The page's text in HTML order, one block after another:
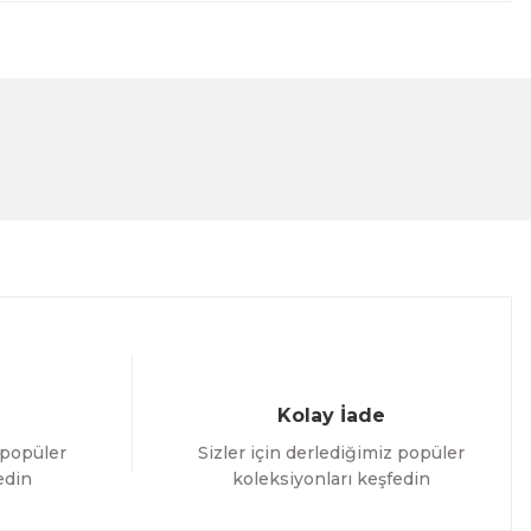
Kolay İade
Sizler için derlediğimiz popüler
koleksiyonları keşfedin